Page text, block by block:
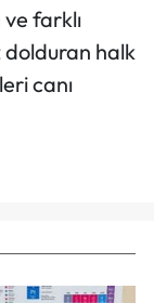
farklı
halk
canı